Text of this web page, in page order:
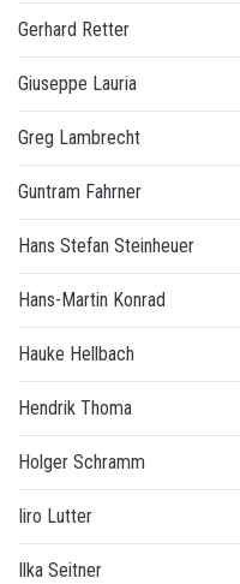
Gerhard Retter
Giuseppe Lauria
Greg Lambrecht
Guntram Fahrner
Hans Stefan Steinheuer
Hans-Martin Konrad
Hauke Hellbach
Hendrik Thoma
Holger Schramm
Iiro Lutter
Ilka Seitner